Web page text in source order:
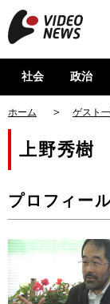
社会 政治
ホーム ゲスト
上野秀樹
プロフィー